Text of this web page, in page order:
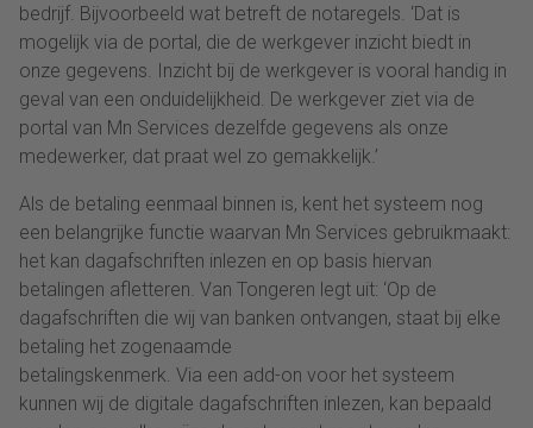
bedrijf. Bijvoorbeeld wat betreft de notaregels. ‘Dat is
mogelijk via de portal, die de werkgever inzicht biedt in
onze gegevens. Inzicht bij de werkgever is vooral handig in
geval van een onduidelijkheid. De werkgever ziet via de
portal van Mn Services dezelfde gegevens als onze
medewerker, dat praat wel zo gemakkelijk.’
Als de betaling eenmaal binnen is, kent het systeem nog
een belangrijke functie waarvan Mn Services gebruikmaakt:
het kan dagafschriften inlezen en op basis hiervan
betalingen afletteren. Van Tongeren legt uit: ‘Op de
dagafschriften die wij van banken ontvangen, staat bij elke
betaling het zogenaamde
betalingskenmerk. Via een add-on voor het systeem
kunnen wij de digitale dagafschriften inlezen, kan bepaald